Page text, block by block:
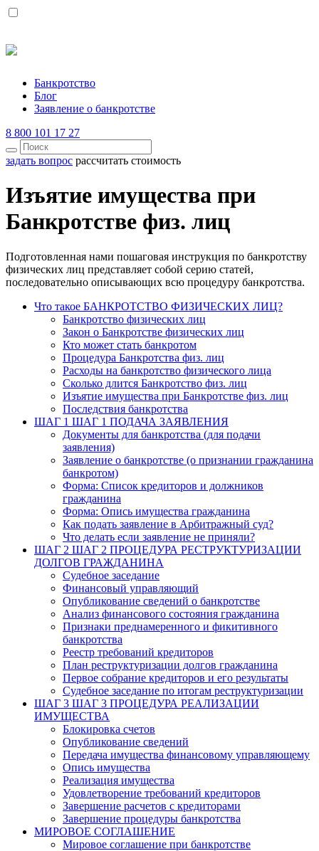
Банкротство
Блог
Заявление о банкротстве
8 800 101 17 27
задать вопрос рассчитать стоимость
Изъятие имущества при
Банкротстве физ. лиц
Подготовленная нами пошаговая инструкция по банкротству
физических лиц представляет собой серию статей,
последовательно описывающих всю процедуру банкротства.
Что такое БАНКРОТСТВО ФИЗИЧЕСКИХ ЛИЦ?
Банкротство физических лиц
Закон о Банкротстве физических лиц
Кто может стать банкротом
Процедура Банкротства физ. лиц
Расходы на банкротство физического лица
Сколько длится Банкротство физ. лиц
Изъятие имущества при Банкротстве физ. лиц
Последствия банкротства
ШАГ 1 ШАГ 1 ПОДАЧА ЗАЯВЛЕНИЯ
Документы для банкротства (для подачи
заявления)
Заявление о банкротстве (о признании гражданина
банкротом)
Форма: Список кредиторов и должников
гражданина
Форма: Опись имущества гражданина
Как подать заявление в Арбитражный суд?
Что делать если заявление не приняли?
ШАГ 2 ШАГ 2 ПРОЦЕДУРА РЕСТРУКТУРИЗАЦИИ
ДОЛГОВ ГРАЖДАНИНА
Судебное заседание
Финансовый управляющий
Опубликование сведений о банкротстве
Анализ финансового состояния гражданина
Признаки преднамеренного и фикитивного
банкротства
Реестр требований кредиторов
План реструктуризации долгов гражданина
Первое собрание кредиторов и его результаты
Судебное заседание по итогам реструктуризации
ШАГ 3 ШАГ 3 ПРОЦЕДУРА РЕАЛИЗАЦИИ
ИМУЩЕСТВА
Блокировка счетов
Опубликование сведений
Передача имущества финансовому управляющему
Опись имущества
Реализация имущества
Удовлетворение требований кредиторов
Завершение расчетов с кредиторами
Завершение процедуры банкротства
МИРОВОЕ СОГЛАШЕНИЕ
Мировое соглашение при банкротстве